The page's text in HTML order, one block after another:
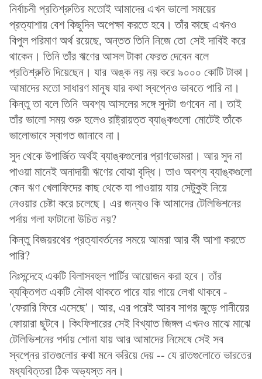
নির্বাচনী প্রতিশ্রুতির মতোই আমাদের এখন ভালো সময়ের
প্রত্যাশায় বেশ কিছুদিন অপেক্ষা করতে হবে। তাঁর কাছে এখনও
বিপুল পরিমাণ অর্থ রয়েছে, অন্তত তিনি নিজে তো সেই দাবিই করে
থাকেন। তিনি তাঁর ঋণের আসল টাকা ফেরত দেবেন বলে
প্রতিশ্রুতি দিয়েছেন। যার অঙ্ক নয় নয় করে ৯০০০ কোটি টাকা।
আমাদের মতো সাধারণ মানুষ যার কথা স্বপ্নেও ভাবতে পারি না।
কিন্তু তা বলে তিনি অবশ্য আসলের সঙ্গে সুদটা গুণবেন না। তাই
তাঁর ভালো সময় শুরু হলেও রাষ্ট্রায়ত্ত ব্যাঙ্কগুলো মোটেই তাঁকে
ভালোভাবে স্বাগত জানাবে না।
সুদ থেকে উপার্জিত অর্থই ব্যাঙ্কগুলোর প্রাণভোমরা। আর সুদ না
পাওয়া মানেই অনাদায়ী ঋণের বোঝা বৃদ্ধি। তাও অবশ্য ব্যাঙ্কগুলো
কেন ঋণ খেলাফিদের কাছ থেকে যা পাওয়ায় যায় সেটুকুই নিয়ে
নেওয়ার চেষ্টা করে চলেছে। এর জন্যও কি আমাদের টেলিভিশনের
পর্দায় গলা ফাটানো উচিত নয়?
কিন্তু বিজয়রথের প্রত্যাবর্তনের সময়ে আমরা আর কী আশা করতে
পারি?
নিঃসন্দেহে একটি বিলাসবহুল পার্টির আয়োজন করা হবে। তাঁর
ব্যক্তিগত একটি নৌকা থাকতে পারে যার গায়ে লেখা থাকবে -
'ফেরারি ফিরে এসেছে'। আর, এর পরেই আরব সাগর জুড়ে পানীয়ের
ফোয়ারা ছুটবে। কিংফিশারের সেই বিখ্যাত জিঙ্গল এখনও মাঝে মাঝে
টেলিভিশনের পর্দায় শোনা যায় আর আমাদের নিমেষে সেই সব
স্বপ্নের রাতগুলোর কথা মনে করিয়ে দেয় -- যে রাতগুলোতে ভারতের
মধ্যবিত্তরা ঠিক অভ্যস্ত নন।